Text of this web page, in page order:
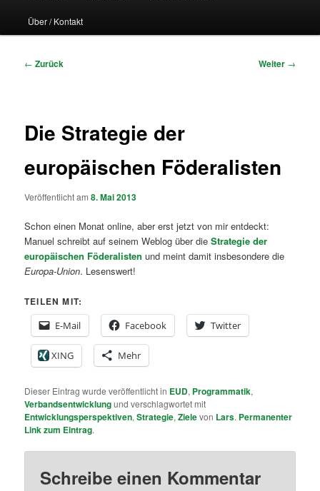
Über / Kontakt
Beitragsnavigation
← Zurück Weiter →
Die Strategie der
europäischen Föderalisten
Veröffentlicht am8. Mai 2013
Schon einen Monat online, aber erst jetzt von mir entdeckt:
Manuel schreibt auf seinem Weblog über dieStrategie der
europäischen Föderalisten und meint damit insbesondere die
Europa-Union. Lesenswert!
TEILEN MIT:
E-Mail
Facebook Twitter
XING Mehr
Dieser Eintrag wurde veröffentlicht in EUD, Programmatik,
Verbandsentwicklungund verschlagwortet mit
Entwicklungsperspektiven,Strategie,Zielevon Lars. Permanenter
Link zum Eintrag.
Schreibe einen Kommentar